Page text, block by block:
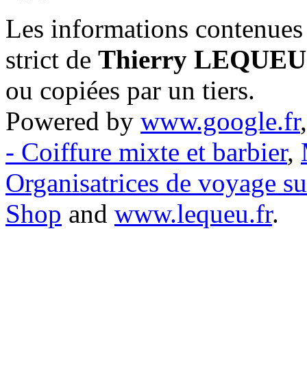
Les informations
strict de Thierry LEQUEU
ou copiées par un tiers.
Powered by www.google.fr
- Coiffure mixte et barbier,
Organisatrices de voyage
Shop and www.lequeu.fr.